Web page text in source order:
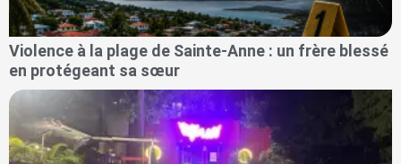
Violence à la plage de Sainte-Anne : un frère blessé
en protégeant sa sœur